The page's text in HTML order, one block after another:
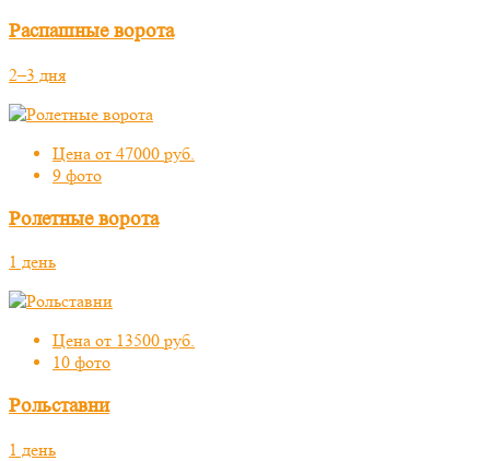
Распашные ворота
2–3 дня
Цена от 47000 руб.
9 фото
Ролетные ворота
1 день
Цена от 13500 руб.
10 фото
Рольставни
1 день